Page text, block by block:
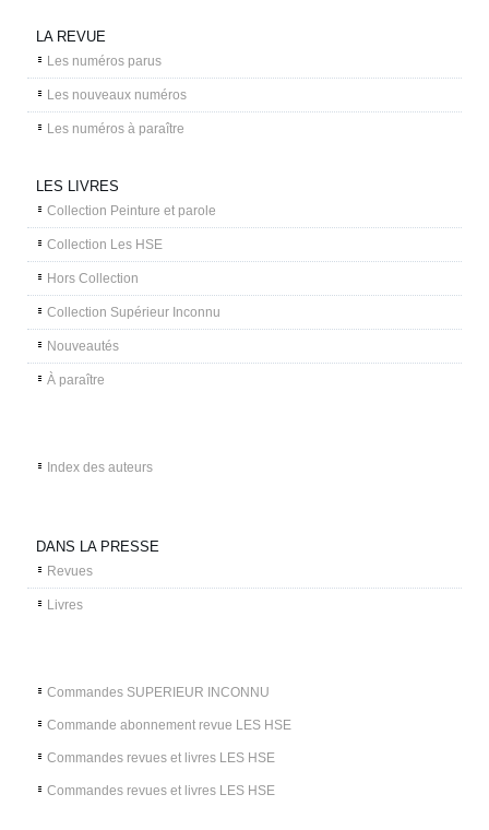
LA REVUE
Les numéros parus
Les nouveaux numéros
Les numéros à paraître
LES LIVRES
Collection Peinture et parole
Collection Les HSE
Hors Collection
Collection Supérieur Inconnu
Nouveautés
À paraître
Index des auteurs
DANS LA PRESSE
Revues
Livres
Commandes SUPERIEUR INCONNU
Commande abonnement revue LES HSE
Commandes revues et livres LES HSE
Commandes revues et livres LES HSE